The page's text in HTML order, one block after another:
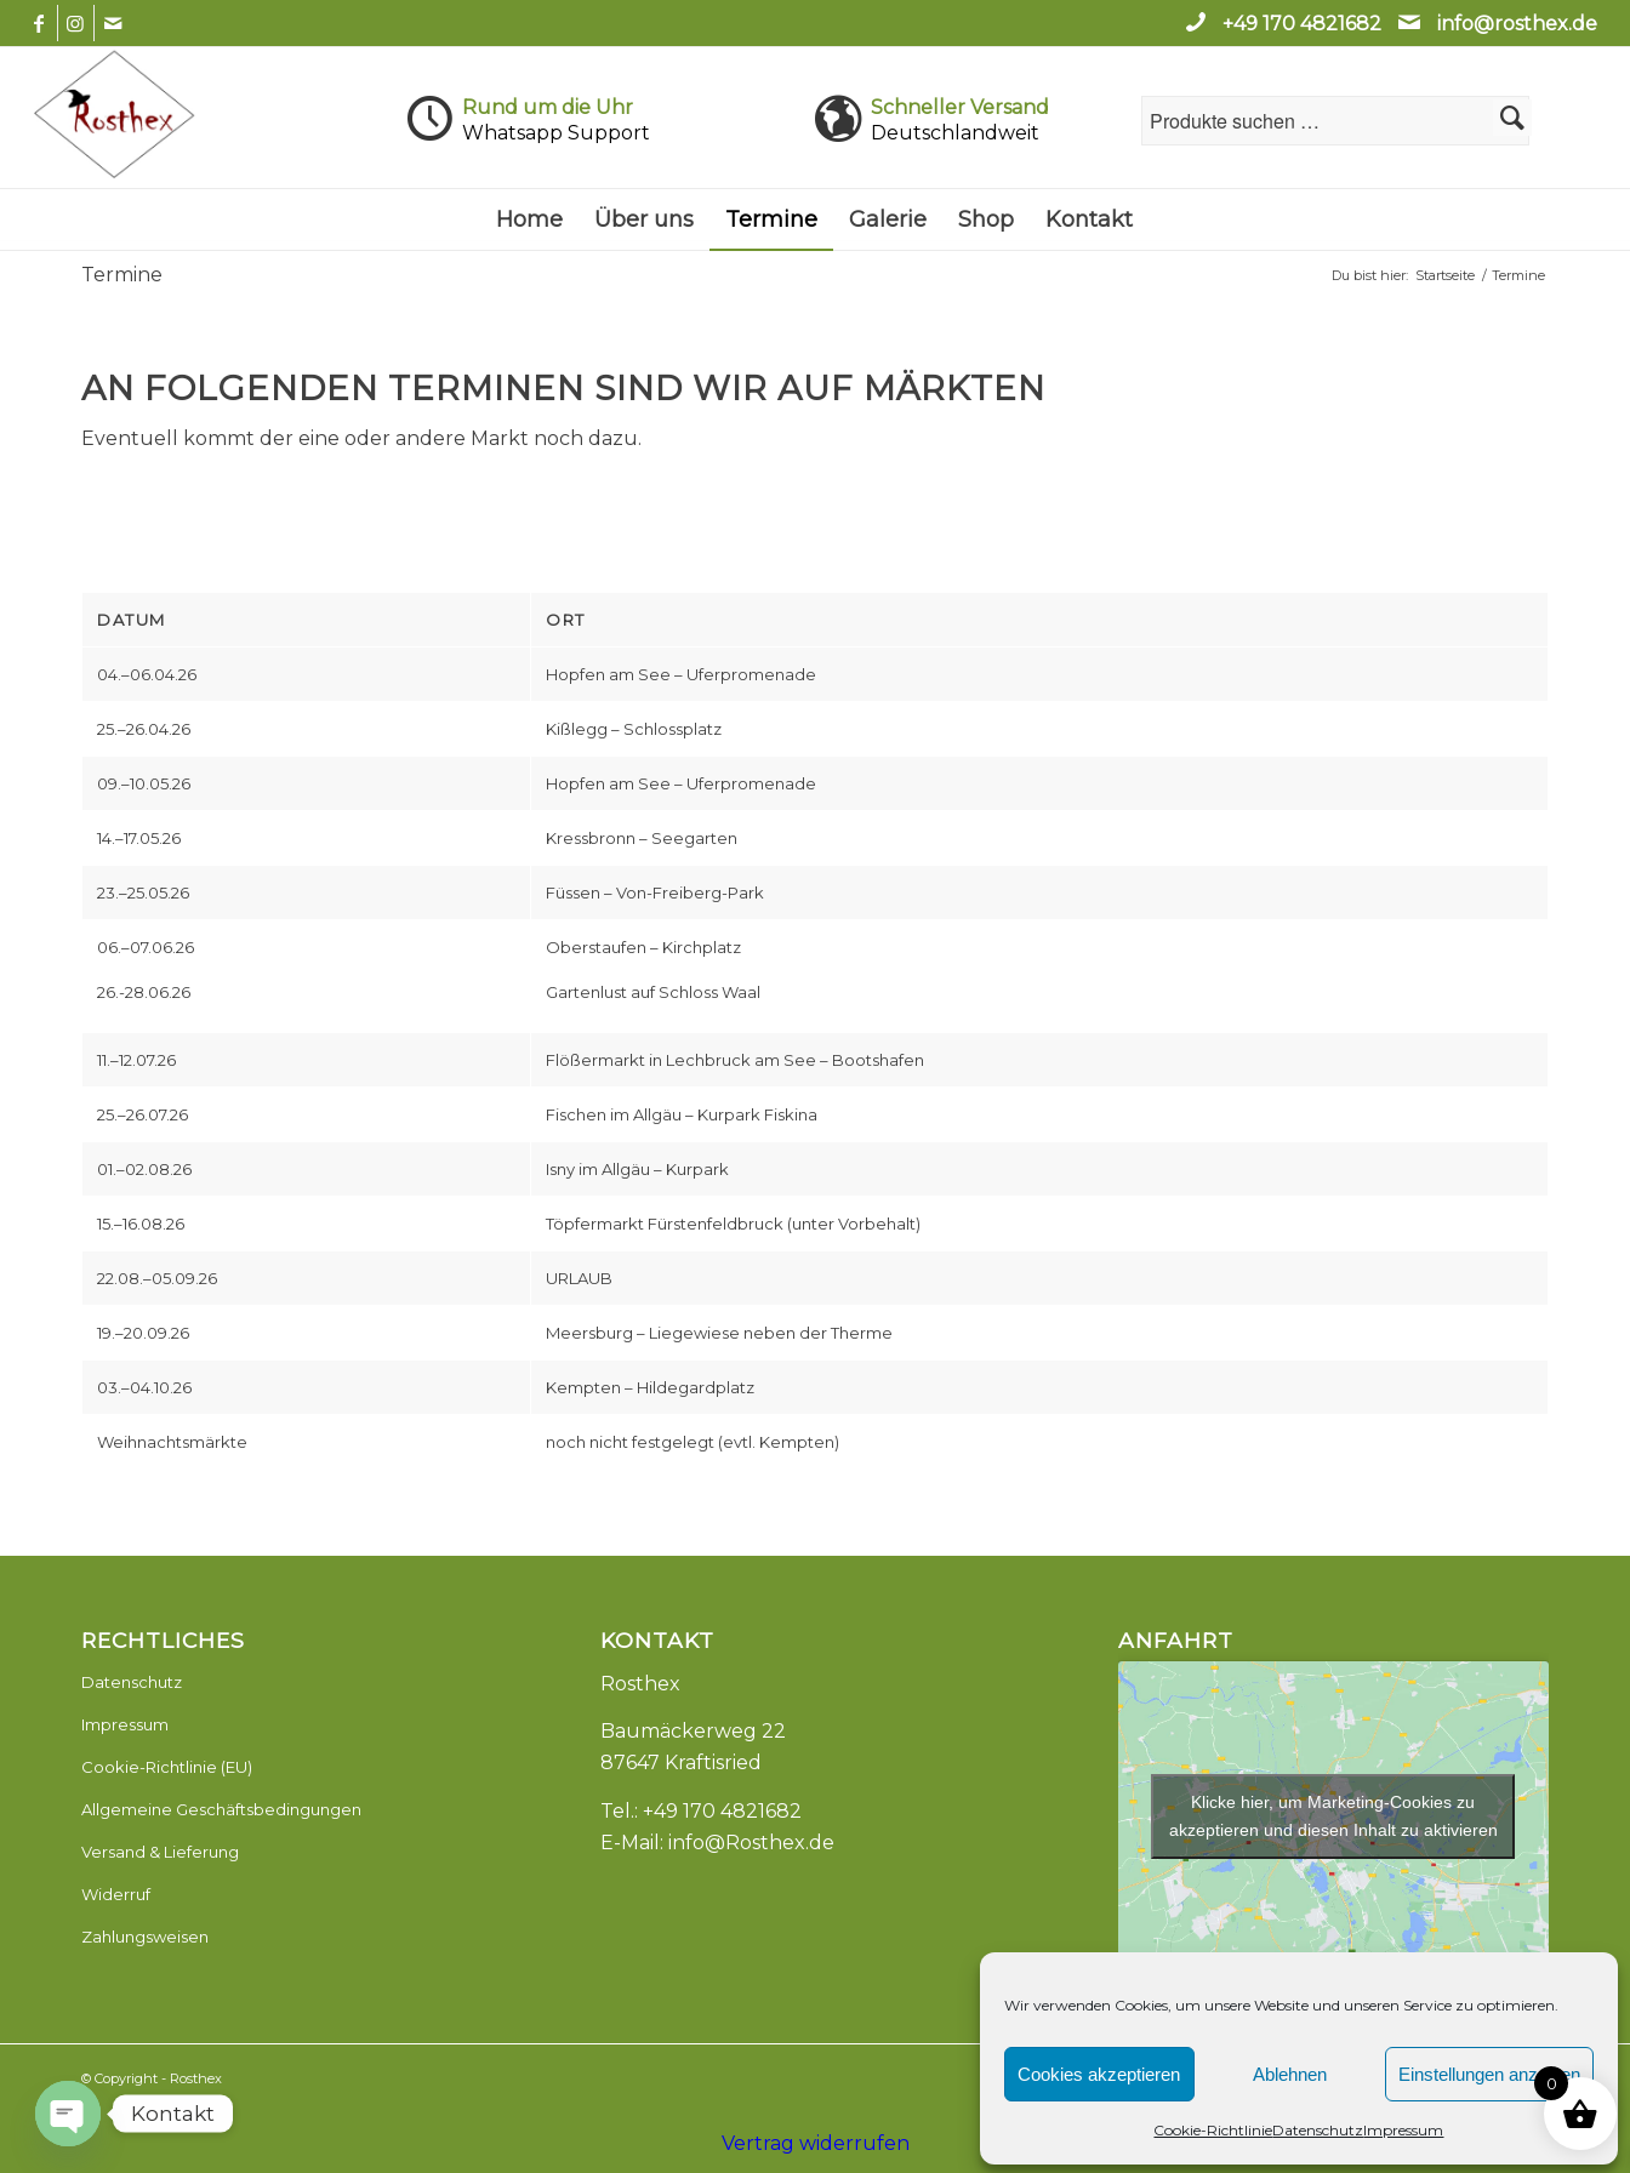
Wir verwenden Cookies, um unsere Website und unseren Service zu optimieren.
Cookies akzeptieren Ablehnen Einstellungen anzeigen
Cookie-RichtlinieDatenschutzImpressum
+49 170 4821682 info@rosthex.de
Rund um die Uhr
Whatsapp Support
Schneller Versand
Deutschlandweit
Home Über uns Termine Galerie Shop Kontakt
Termine Du bist hier: Startseite / Termine
AN FOLGENDEN TERMINEN SIND WIR AUF MÄRKTEN
Eventuell kommt der eine oder andere Markt noch dazu.
DATUM ORT
04.–06.04.26 Hopfen am See – Uferpromenade
25.–26.04.26 Kißlegg – Schlossplatz
09.–10.05.26 Hopfen am See – Uferpromenade
14.–17.05.26 Kressbronn – Seegarten
23.–25.05.26 Füssen – Von-Freiberg-Park
06.–07.06.26
26.-28.06.26
Oberstaufen – Kirchplatz
Gartenlust auf Schloss Waal
11.–12.07.26 Flößermarkt in Lechbruck am See – Bootshafen
25.–26.07.26 Fischen im Allgäu – Kurpark Fiskina
01.–02.08.26 Isny im Allgäu – Kurpark
15.–16.08.26 Töpfermarkt Fürstenfeldbruck (unter Vorbehalt)
22.08.–05.09.26 URLAUB
19.–20.09.26 Meersburg – Liegewiese neben der Therme
03.–04.10.26 Kempten – Hildegardplatz
Weihnachtsmärkte noch nicht festgelegt (evtl. Kempten)
RECHTLICHES
Datenschutz
Impressum
Cookie-Richtlinie (EU)
Allgemeine Geschäftsbedingungen
Versand & Lieferung
Widerruf
Zahlungsweisen
KONTAKT
Rosthex
Baumäckerweg 22
87647 Kraftisried
Tel.: +49 170 4821682
E-Mail: info@Rosthex.de
ANFAHRT
Klicke hier, um Marketing-Cookies zu
akzeptieren und diesen Inhalt zu aktivieren
© Copyright - Rosthex
Vertrag widerrufen
0
Kontakt